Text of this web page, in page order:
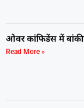
ओवर कांफिडेंस में
Read More »